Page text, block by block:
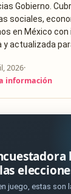
Gobierno.
sociales,
en México
actualizada
2026·
información
juego, estas son